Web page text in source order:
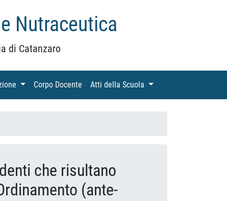
Nutraceutica
di Catanzaro
(current)Corpo Docente (current)
Atti della Scuola (current)
che risultano
(ante-